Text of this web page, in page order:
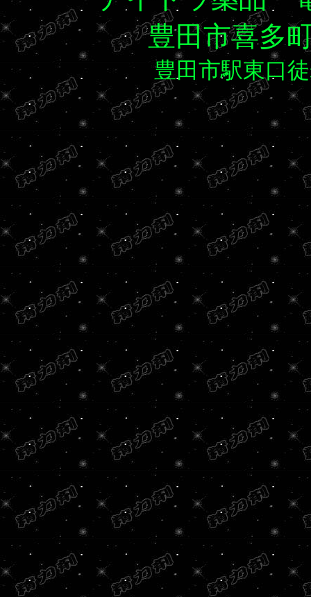
豊田市喜多
豊田市駅東口